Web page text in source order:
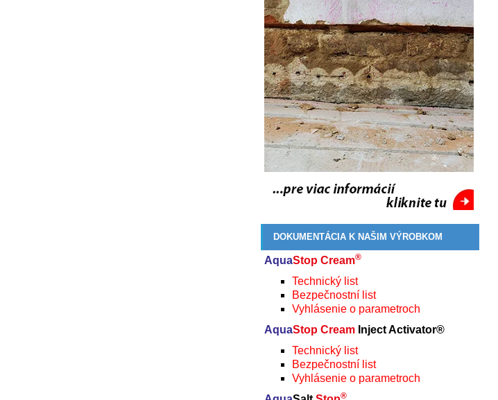
DOKUMENTÁCIA K NAŠIM VÝROBKOM
AquaStop Cream®
Technický list
Bezpečnostní list
Vyhlásenie o parametroch
AquaStop Cream Inject Activator®
Technický list
Bezpečnostní list
Vyhlásenie o parametroch
®